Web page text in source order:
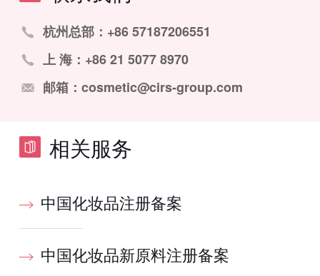
杭州总部：+86 57187206551
上 海：+86 21 5077 8970
邮箱：cosmetic@cirs-group.com
相关服务
中国化妆品注册备案
中国化妆品新原料注册备案